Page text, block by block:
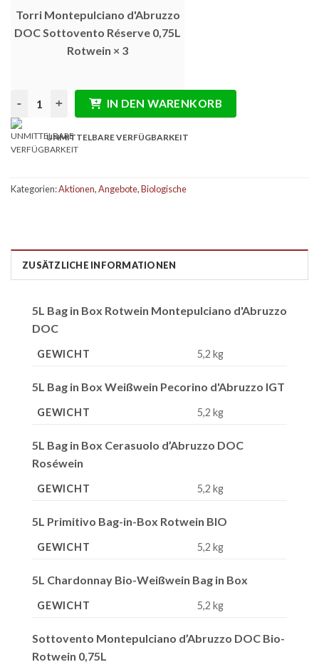
Torri Montepulciano d'Abruzzo
DOC Sottovento Réserve 0,75L
Rotwein × 3
Bietet: 2x 5L Bag in Box + 3x Sottovento DOC + 3x
IN DEN WARENKORB
UNMITTELBARE VERFÜGBARKEIT
Kategorien:Aktionen,Angebote,Biologische
ZUSÄTZLICHE INFORMATIONEN
5L Bag in Box Rotwein Montepulciano d'Abruzzo
DOC
GEWICHT 5,2 kg
5L Bag in Box Weißwein Pecorino d'Abruzzo IGT
GEWICHT 5,2 kg
5L Bag in Box Cerasuolo d’Abruzzo DOC
Roséwein
GEWICHT 5,2 kg
5L Primitivo Bag-in-Box Rotwein BIO
GEWICHT 5,2 kg
5L Chardonnay Bio-Weißwein Bag in Box
GEWICHT 5,2 kg
Sottovento Montepulciano d’Abruzzo DOC Bio-
Rotwein 0,75L